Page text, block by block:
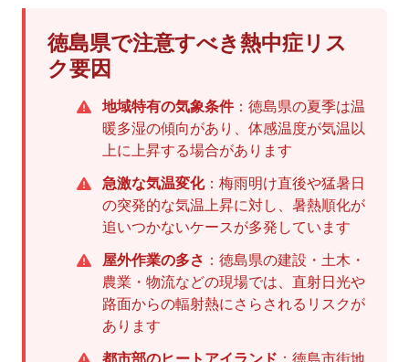
徳島県で注意すべき熱中症リス
ク要因
地域特有の気象条件：徳島県の夏季は温
暖多湿の傾向があり、体感温度が気温以
上に上昇する場合があります
急激な気温変化：梅雨明け直後や猛暑日
の突発的な気温上昇に対し、暑熱順化が
追いつかないケースが多発しています
屋外作業の多さ ：徳島県の建設・土木・
農業・物流などの現場では、直射日光や
路面からの輻射熱にさらされるリスクが
あります